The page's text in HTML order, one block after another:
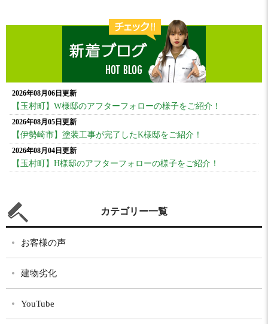
2026年08月06日更新
【玉村町】W様邸のアフターフォローの様子をご紹介！
2026年08月05日更新
【伊勢崎市】塗装工事が完了したK様邸をご紹介！
2026年08月04日更新
【玉村町】H様邸のアフターフォローの様子をご紹介！
カテゴリー一覧
お客様の声
建物劣化
YouTube